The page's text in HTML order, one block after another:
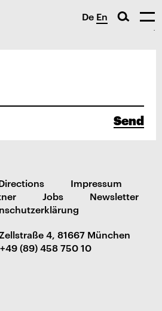
De En
Send
Impressum
Jobs
Newsletter
4, 81667 München
(89) 458 750 10